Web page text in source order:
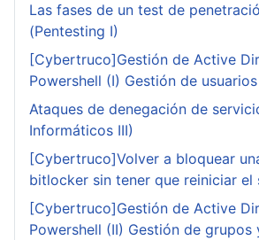
Las fases de un test de
(Pentesting I)
[Cybertruco]Gestión de Active
Powershell (I) Gestión de
Ataques de denegación de
Informáticos III)
[Cybertruco]Volver a bloquear
bitlocker sin tener que reiniciar el
[Cybertruco]Gestión de Active
Powershell (II) Gestión de grupos